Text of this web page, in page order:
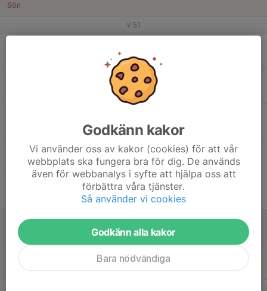
Sön
v.51
Lör
Godkänn kakor
Vi använder oss av kakor (cookies) för att vår
webbplats ska fungera bra för dig. De används
även för webbanalys i syfte att hjälpa oss att
förbättra våra tjänster.
Så använder vi cookies
Godkänn alla kakor
Bara nödvändiga